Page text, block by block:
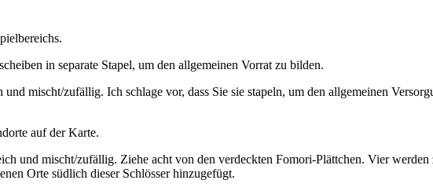
in separate Stapel, um den allgemeinen Vorrat zu bilden.
mischt/zufällig. Ich schlage vor, dass Sie sie stapeln, um den allgemeinen
auf der Karte.
und mischt/zufällig. Ziehe acht von den verdeckten Fomori-Plättchen. Vier
Orte südlich dieser Schlösser hinzugefügt.